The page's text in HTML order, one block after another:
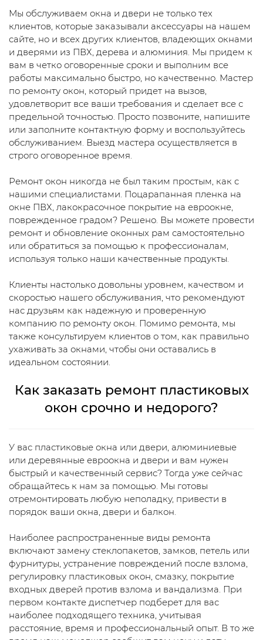
Мы обслуживаем окна и двери не только тех
клиентов, которые заказывали аксессуары на нашем
сайте, но и всех других клиентов, владеющих окнами
и дверями из ПВХ, дерева и алюминия. Мы придем к
вам в четко оговоренные сроки и выполним все
работы максимально быстро, но качественно. Мастер
по ремонту окон, который придет на вызов,
удовлетворит все ваши требования и сделает все с
предельной точностью. Просто позвоните, напишите
или заполните контактную форму и воспользуйтесь
обслуживанием. Выезд мастера осуществляется в
строго оговоренное время.
Ремонт окон никогда не был таким простым, как с
нашими специалистами. Поцарапанная пленка на
окне ПВХ, лакокрасочное покрытие на евроокне,
поврежденное градом? Решено. Вы можете провести
ремонт и обновление оконных рам самостоятельно
или обратиться за помощью к профессионалам,
используя только наши качественные продукты.
Клиенты настолько довольны уровнем, качеством и
скоростью нашего обслуживания, что рекомендуют
нас друзьям как надежную и проверенную
компанию по ремонту окон. Помимо ремонта, мы
также консультируем клиентов о том, как правильно
ухаживать за окнами, чтобы они оставались в
идеальном состоянии.
Как заказать ремонт пластиковых
окон срочно и недорого?
У вас пластиковые окна или двери, алюминиевые
или деревянные евроокна и двери и вам нужен
быстрый и качественный сервис? Тогда уже сейчас
обращайтесь к нам за помощью. Мы готовы
отремонтировать любую неполадку, привести в
порядок ваши окна, двери и балкон.
Наиболее распространенные виды ремонта
включают замену стеклопакетов, замков, петель или
фурнитуры, устранение повреждений после взлома,
регулировку пластиковых окон, смазку, покрытие
входных дверей против взлома и вандализма. При
первом контакте диспетчер подберет для вас
наиболее подходящего техника, учитывая
расстояние, время и профессиональный опыт. В то же